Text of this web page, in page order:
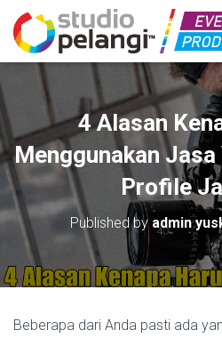
4 Alasan
Menggunakan
Profile
Published by admin
Beberapa dari Anda pasti ada